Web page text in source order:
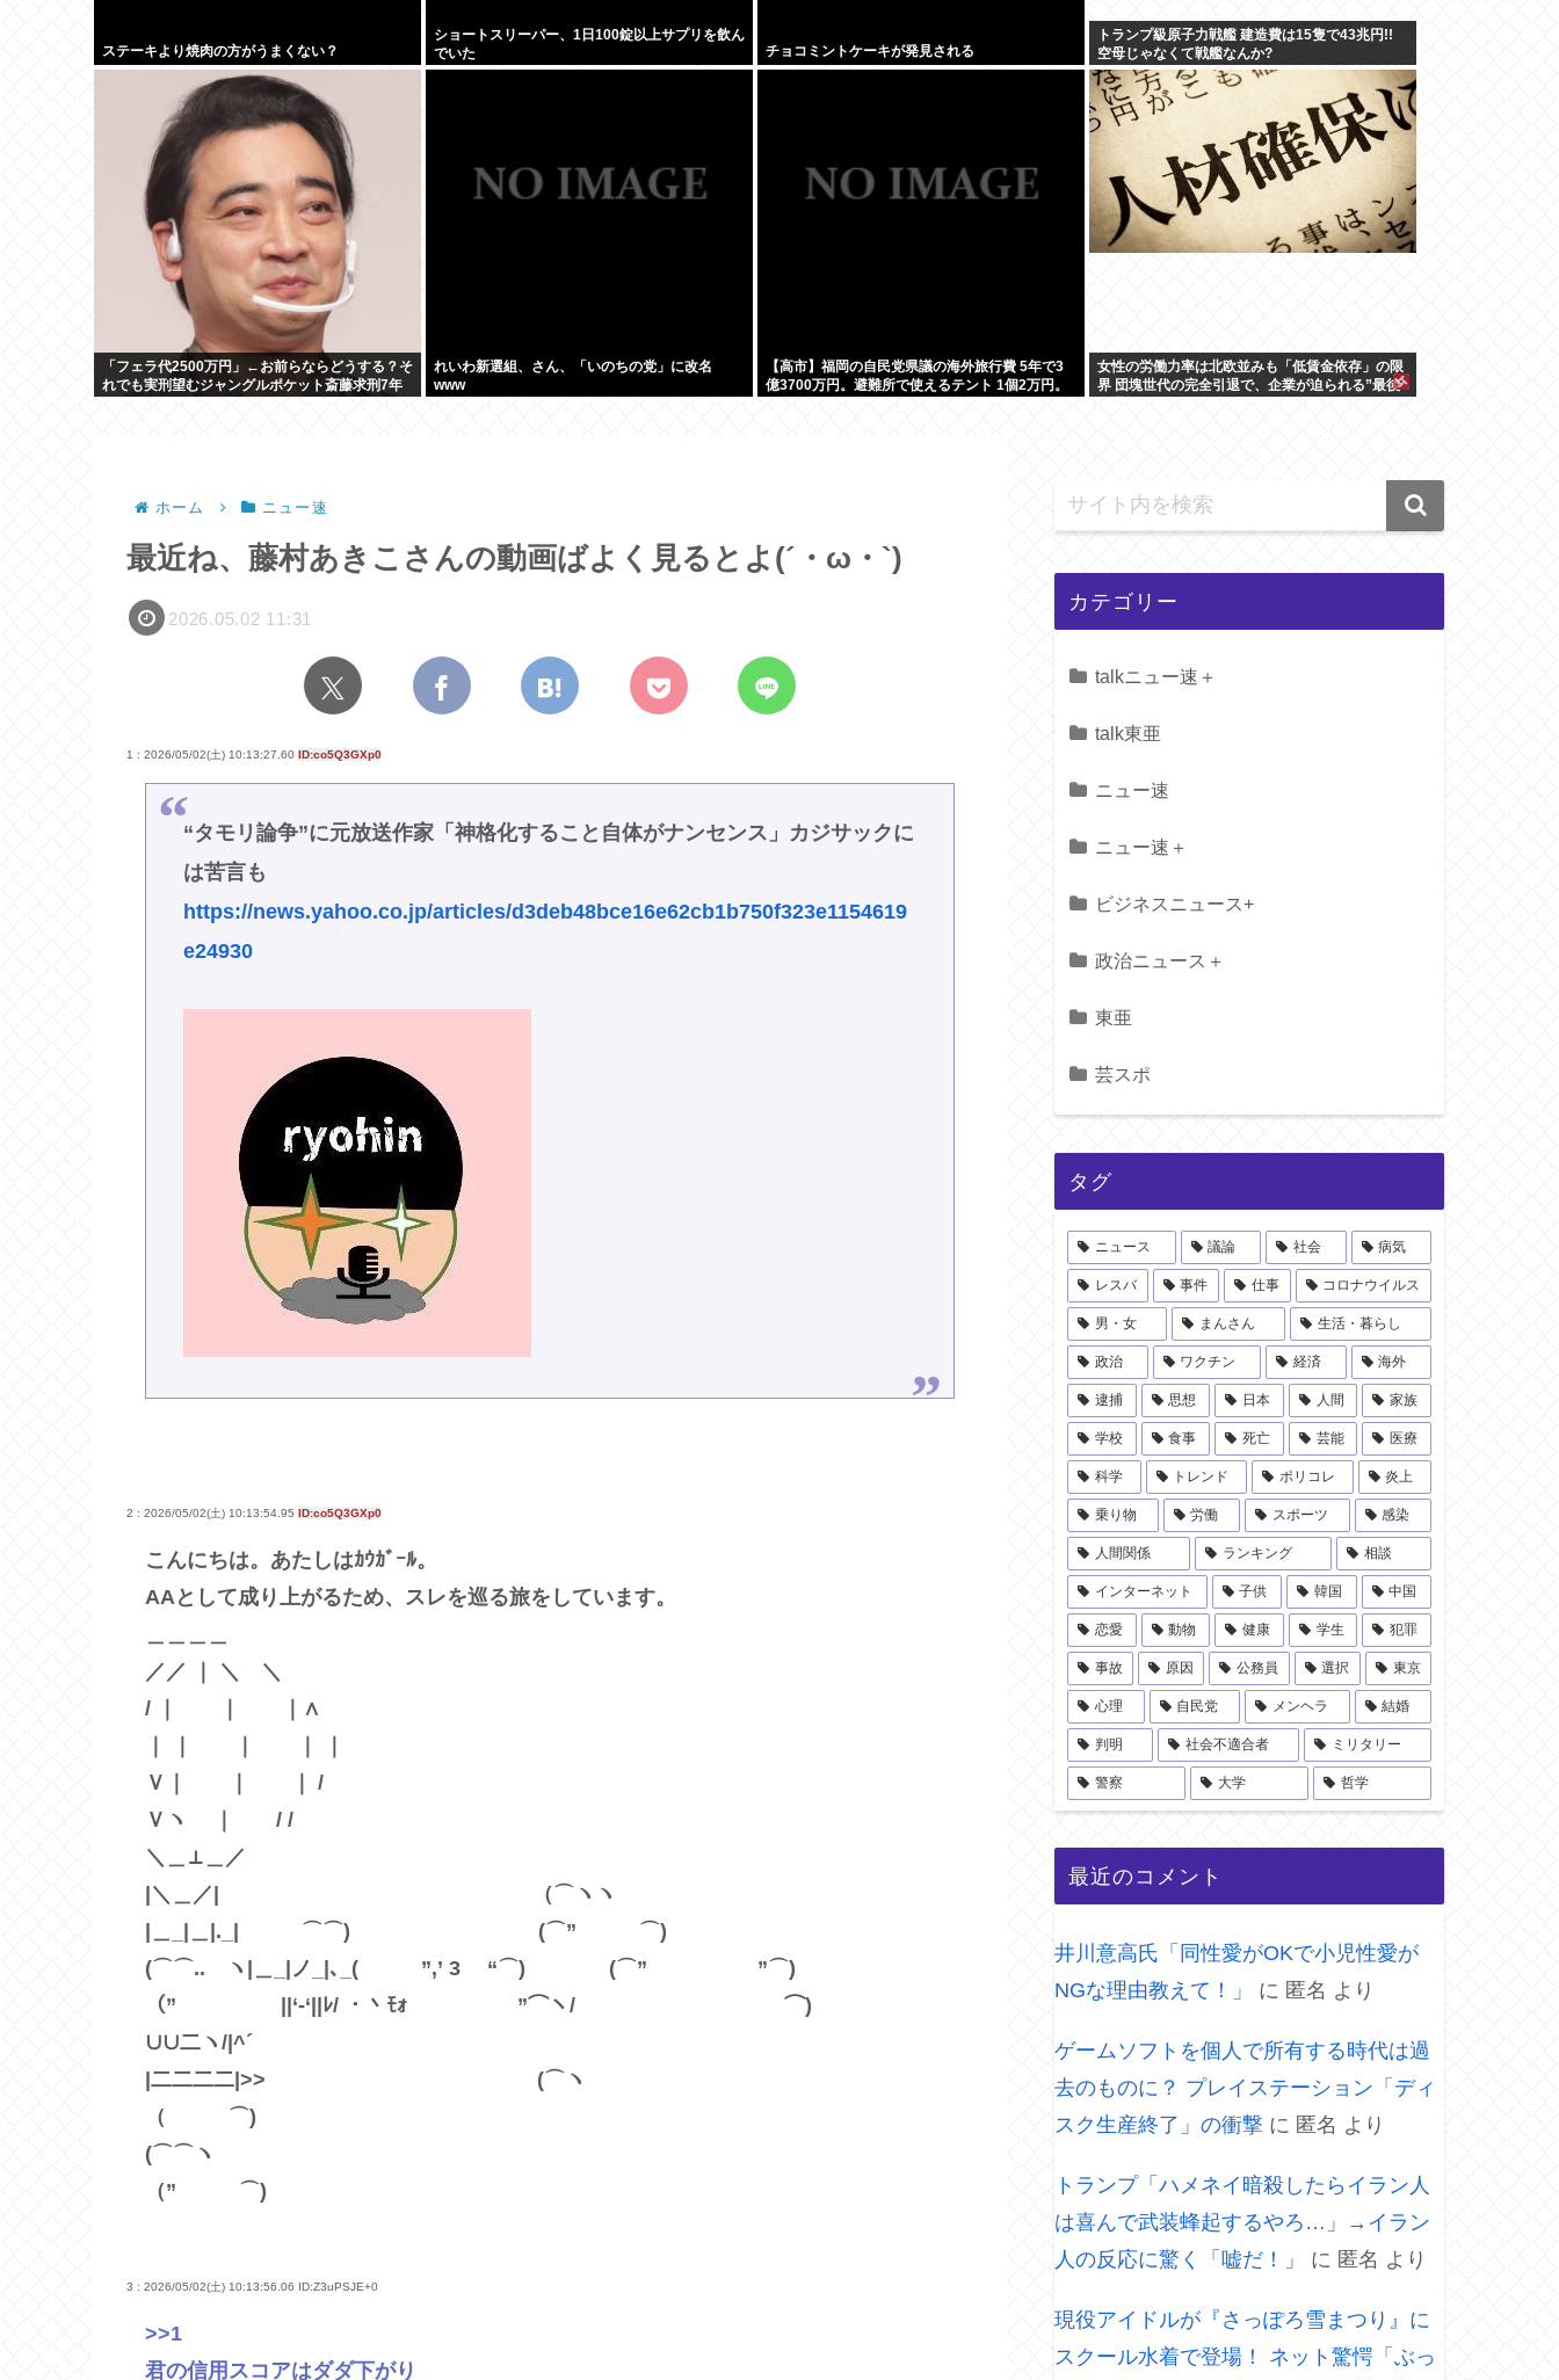
ステーキより焼肉の方がうまくない？
ショートスリーパー、1日100錠以上サプリを飲ん
でいた
チョコミントケーキが発見される
トランプ級原子力戦艦 建造費は15隻で43兆円!!
空母じゃなくて戦艦なんか?
「フェラ代2500万円」←お前らならどうする？そ
れでも実刑望むジャングルポケット斎藤求刑7年
れいわ新選組、さん、「いのちの党」に改名
www
【高市】福岡の自民党県議の海外旅行費 5年で3
億3700万円。避難所で使えるテント 1個2万円。
女性の労働力率は北欧並みも「低賃金依存」の限
界 団塊世代の完全引退で、企業が迫られる”最後
ホーム ニュー速
最近ね、藤村あきこさんの動画ばよく見るとよ(´・ω・`)
2026.05.02 11:31
1 : 2026/05/02(土) 10:13:27.60 ID:co5Q3GXp0
“タモリ論争”に元放送作家「神格化すること自体がナンセンス」カジサックに
は苦言も
https://news.yahoo.co.jp/articles/d3deb48bce16e62cb1b750f323e1154619
e24930
2 : 2026/05/02(土) 10:13:54.95 ID:co5Q3GXp0
こんにちは。あたしはｶｳｶﾞｰﾙ。
AAとして成り上がるため、スレを巡る旅をしています。
／／ ｜ ＼ ＼
/ ｜ ｜ ｜∧
Ｖ｜ ｜ ｜ /
Ｖヽ ｜ / /
＼＿⊥＿／
|＼＿／| （⌒ヽヽ
|＿_|＿|._| ⌒⌒) (⌒” ⌒)
(⌒⌒.. ヽ|＿_|ノ_|､_( ”,’ 3 “⌒) (⌒” ”⌒)
（” ||‘‐‘||ﾚ/ ・丶ﾓｫ ”⌒ヽ/ ⌒)
∪∪二ヽ/|^´
|二二二二|>> (⌒ヽ
（ ⌒)
(⌒⌒ヽ
（” ⌒)
3 : 2026/05/02(土) 10:13:56.06 ID:Z3uPSJE+0
>>1
君の信用スコアはダダ下がり
カテゴリー
talkニュー速＋
talk東亜
ニュー速
ニュー速＋
ビジネスニュース+
政治ニュース＋
東亜
芸スポ
タグ
ニュース 議論 社会 病気
レスバ 事件 仕事 コロナウイルス
男・女 まんさん 生活・暮らし
政治 ワクチン 経済 海外
逮捕 思想 日本 人間 家族
学校 食事 死亡 芸能 医療
科学 トレンド ポリコレ 炎上
乗り物 労働 スポーツ 感染
人間関係 ランキング 相談
インターネット 子供 韓国 中国
恋愛 動物 健康 学生 犯罪
事故 原因 公務員 選択 東京
心理 自民党 メンヘラ 結婚
判明 社会不適合者 ミリタリー
警察 大学 哲学
最近のコメント
井川意高氏「同性愛がOKで小児性愛が
NGな理由教えて！」
に 匿名 より
ゲームソフトを個人で所有する時代は過
去のものに？ プレイステーション「ディ
スク生産終了」の衝撃 に 匿名 より
トランプ「ハメネイ暗殺したらイラン人
は喜んで武装蜂起するやろ…」→イラン
人の反応に驚く「嘘だ！」
に 匿名 より
現役アイドルが『さっぽろ雪まつり』に
スクール水着で登場！ ネット驚愕「ぶっ